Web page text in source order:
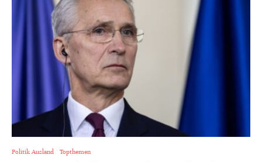
Politik Ausland Topthemen